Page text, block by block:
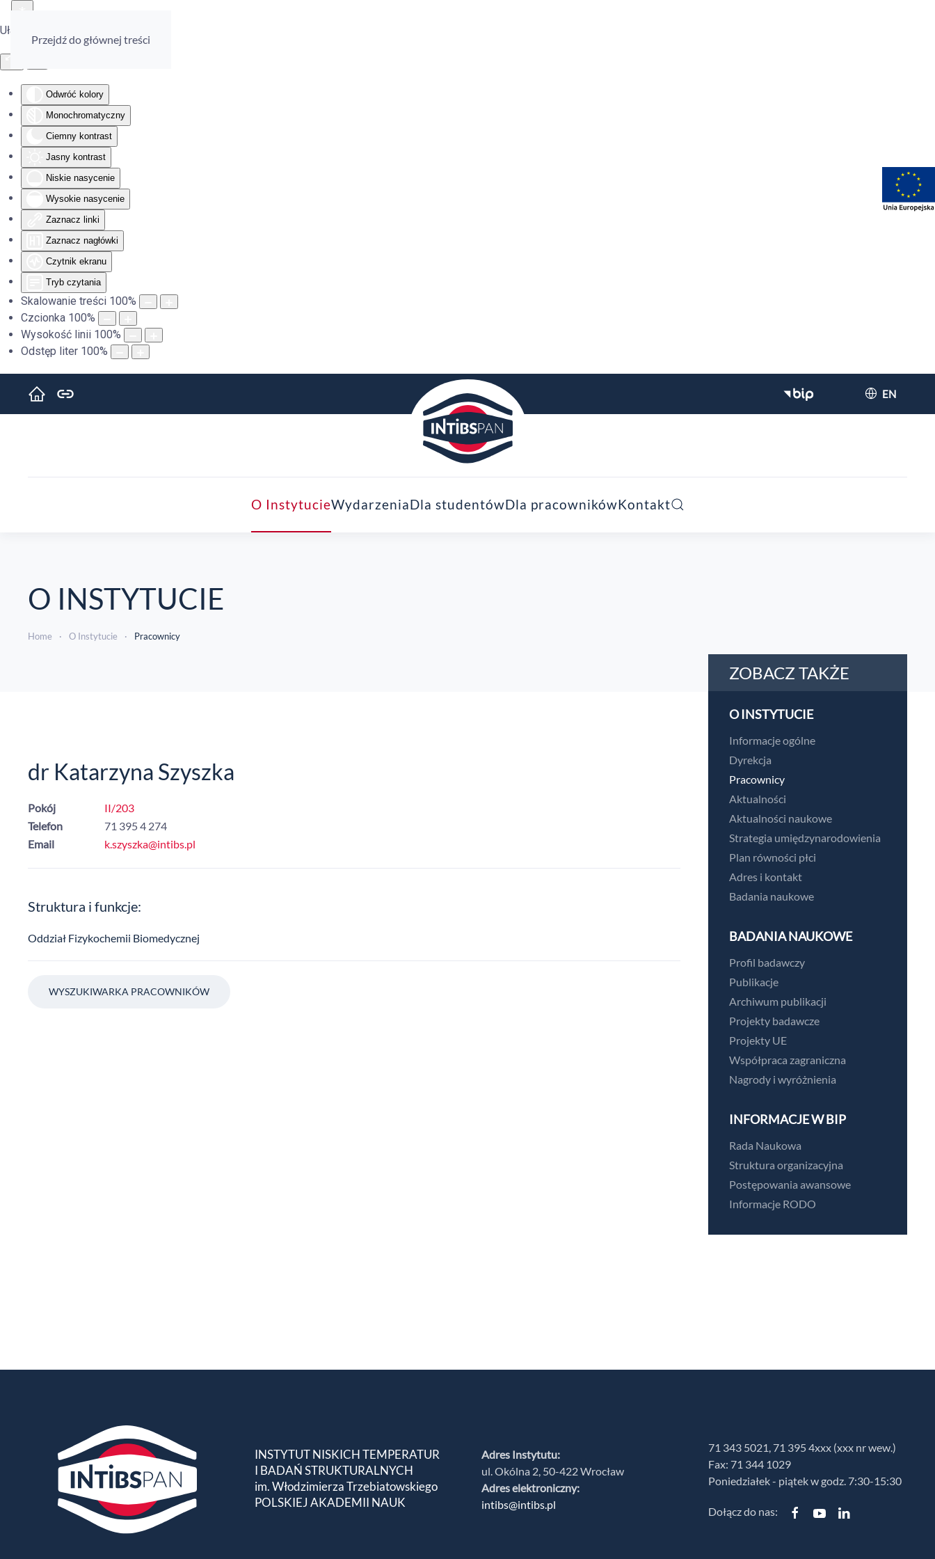
Ułatwienia dostępu
Odwróć kolory
Monochromatyczny
Ciemny kontrast
Jasny kontrast
Niskie nasycenie
Wysokie nasycenie
Zaznacz linki
Zaznacz nagłówki
Czytnik ekranu
Tryb czytania
Skalowanie treści 100%
Czcionka 100%
Wysokość linii 100%
Odstęp liter 100%
Przejdź do głównej treści
EN
O InstytucieWydarzeniaDla studentówDla pracownikówKontakt
O INSTYTUCIE
Home O Instytucie Pracownicy
dr Katarzyna Szyszka
Pokój
II/203
Telefon
71 395 4 274
Email
k.szyszka@intibs.pl
Struktura i funkcje:
Oddział Fizykochemii Biomedycznej
WYSZUKIWARKA PRACOWNIKÓW
ZOBACZ TAKŻE
O INSTYTUCIE
Informacje ogólne
Dyrekcja
Pracownicy
Aktualności
Aktualności naukowe
Strategia umiędzynarodowienia
Plan równości płci
Adres i kontakt
Badania naukowe
BADANIA NAUKOWE
Profil badawczy
Publikacje
Archiwum publikacji
Projekty badawcze
Projekty UE
Współpraca zagraniczna
Nagrody i wyróżnienia
INFORMACJE W BIP
Rada Naukowa
Struktura organizacyjna
Postępowania awansowe
Informacje RODO
INSTYTUT NISKICH TEMPERATUR
I BADAŃ STRUKTURALNYCH
im. Włodzimierza Trzebiatowskiego
POLSKIEJ AKADEMII NAUK
Adres Instytutu:
ul. Okólna 2, 50-422 Wrocław
Adres elektroniczny:
intibs@intibs.pl
71 343 5021, 71 395 4xxx (xxx nr wew.)
Fax: 71 344 1029
Poniedziałek - piątek w godz. 7:30-15:30
Dołącz do nas: